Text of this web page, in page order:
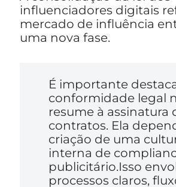
influenciadores digitais
mercado de influência
uma nova fase.
É importante
conformidade legal
resume à assinatura
contratos. Ela
criação de uma
interna de
publicitário.Isso
processos claros,